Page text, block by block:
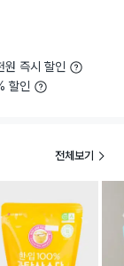
원 즉시 할인
할인
전체보기